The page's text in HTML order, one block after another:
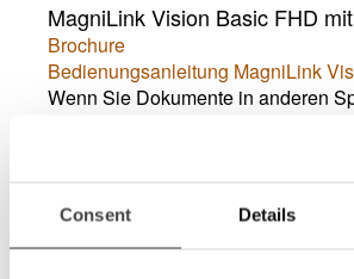
Consent Details
MagniLink Vision Basic FHD
Brochure
Bedienungsanleitung MagniLink
Wenn Sie Dokumente in anderen